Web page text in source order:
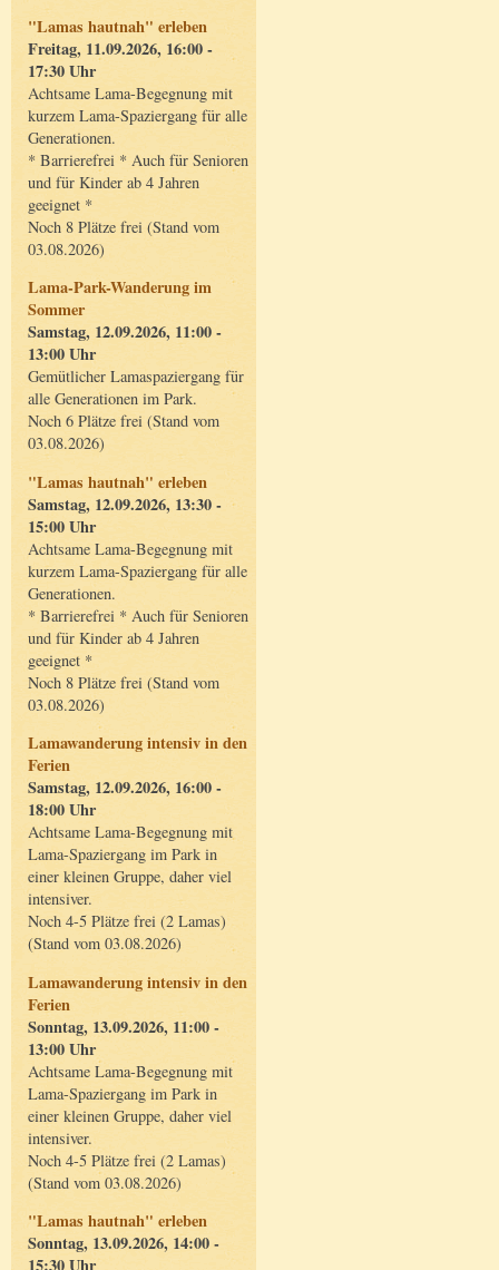
"Lamas hautnah" erleben
Freitag, 11.09.2026, 16:00 -
17:30 Uhr
Achtsame Lama-Begegnung mit
kurzem Lama-Spaziergang für alle
Generationen.
* Barrierefrei * Auch für Senioren
und für Kinder ab 4 Jahren
geeignet *
Noch 8 Plätze frei (Stand vom
03.08.2026)
Lama-Park-Wanderung im
Sommer
Samstag, 12.09.2026, 11:00 -
13:00 Uhr
Gemütlicher Lamaspaziergang für
alle Generationen im Park.
Noch 6 Plätze frei (Stand vom
03.08.2026)
"Lamas hautnah" erleben
Samstag, 12.09.2026, 13:30 -
15:00 Uhr
Achtsame Lama-Begegnung mit
kurzem Lama-Spaziergang für alle
Generationen.
* Barrierefrei * Auch für Senioren
und für Kinder ab 4 Jahren
geeignet *
Noch 8 Plätze frei (Stand vom
03.08.2026)
Lamawanderung intensiv in den
Ferien
Samstag, 12.09.2026, 16:00 -
18:00 Uhr
Achtsame Lama-Begegnung mit
Lama-Spaziergang im Park in
einer kleinen Gruppe, daher viel
intensiver.
Noch 4-5 Plätze frei (2 Lamas)
(Stand vom 03.08.2026)
Lamawanderung intensiv in den
Ferien
Sonntag, 13.09.2026, 11:00 -
13:00 Uhr
Achtsame Lama-Begegnung mit
Lama-Spaziergang im Park in
einer kleinen Gruppe, daher viel
intensiver.
Noch 4-5 Plätze frei (2 Lamas)
(Stand vom 03.08.2026)
"Lamas hautnah" erleben
Sonntag, 13.09.2026, 14:00 -
15:30 Uhr